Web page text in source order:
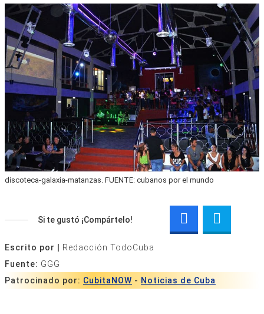
discoteca-galaxia-matanzas. FUENTE: cubanos por el mundo
Si te gustó ¡Compártelo!
Escrito por |
Redacción TodoCuba
Fuente: GGG
Patrocinado por: CubitaNOW - Noticias de Cuba